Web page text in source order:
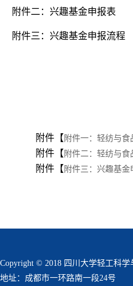
附件二：兴趣基金申报表
附件三：兴趣基金申报流程
附件【 附件一：轻纺与
附件【 附件二：轻纺与食
附件【 附件三：兴趣基金
Copyright © 2018 四川大学轻工科
地址：成都市一环路南一段24号